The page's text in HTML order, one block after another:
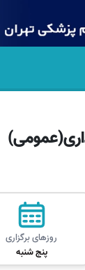
روزهای برگزاری
پنج شنبه